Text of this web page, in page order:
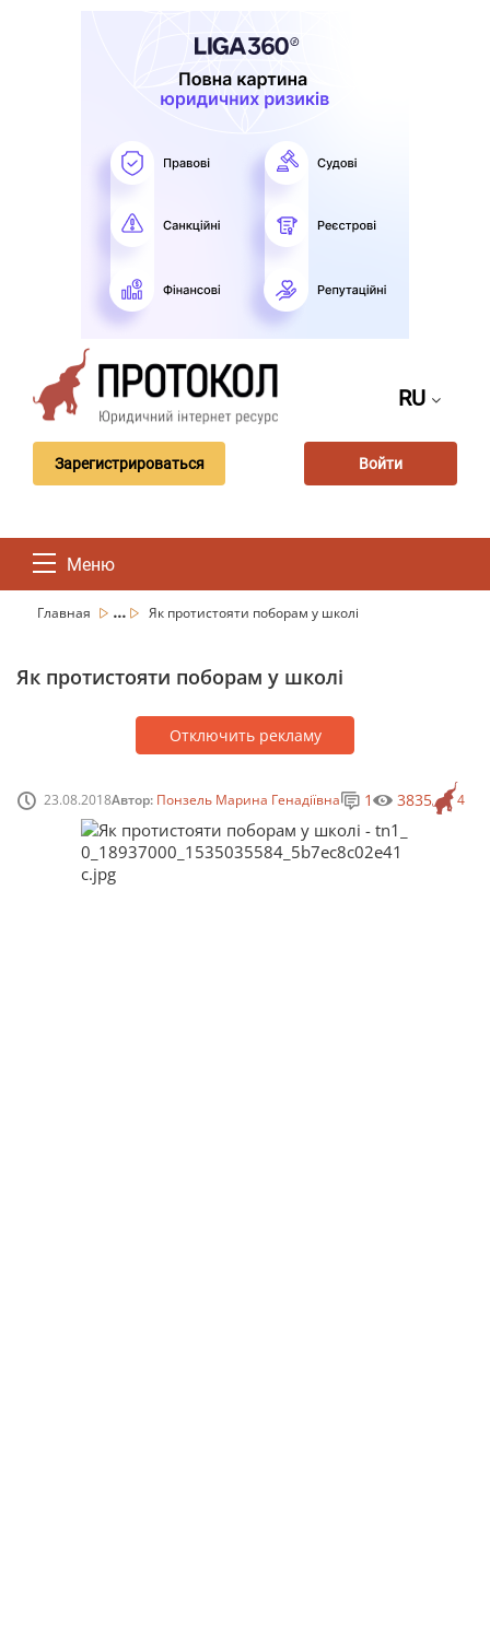
RU
Зарегистрироваться Войти
Меню
Главная ... Як протистояти поборам у школі
Як протистояти поборам у школі
Отключить рекламу
23.08.2018Автор: Понзель Марина Генадіївна 4
1 3835